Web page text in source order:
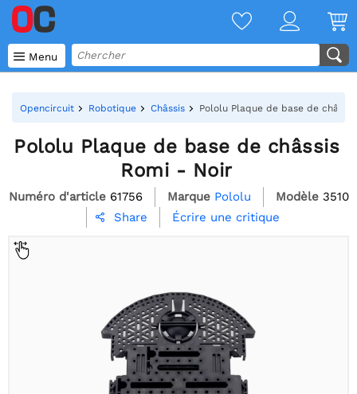
 Menu
Opencircuit Robotique Châssis Pololu Plaque de base de
Pololu Plaque de base de châssis
Romi - Noir
Numéro d'article 61756 Marque Pololu Modèle 3510
 Share Écrire une critique